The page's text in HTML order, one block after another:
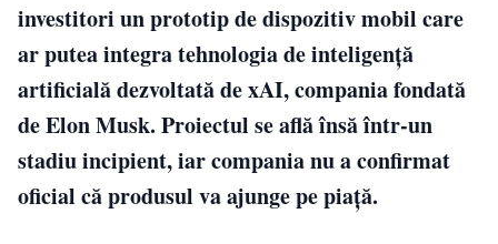
investitori un prototip de dispozitiv mobil care
ar putea integra tehnologia de inteligență
artificială dezvoltată de xAI, compania fondată
de Elon Musk. Proiectul se află însă într-un
stadiu incipient, iar compania nu a confirmat
oficial că produsul va ajunge pe piață.